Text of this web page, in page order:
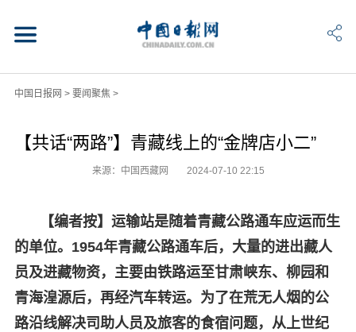
中国日报网 > 要闻聚焦 >
【共话“两路”】青藏线上的“金牌店小二”
来源：中国西藏网 2024-07-10 22:15
【编者按】运输站是随着青藏公路通车应运而生
的单位。1954年青藏公路通车后，大量的进出藏人
员及进藏物资，主要由铁路运至甘肃峡东、柳园和
青海湟源后，再经汽车转运。为了在荒无人烟的公
路沿线解决司助人员及旅客的食宿问题，从上世纪